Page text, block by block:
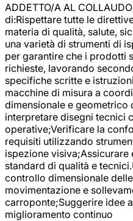
ADDETTO/A AL
di:Rispettare tutte le
materia di qualità, salute,
una varietà di strumenti di
per garantire che i prodotti
richieste, lavorando
specifiche scritte e
macchine di misura a
dimensionale e
interpretare disegni tecnici
operative;Verificare la
requisiti utilizzando
ispezione
standard di qualità e
controllo dimensionale
movimentazione e
carroponte;Suggerire idee
miglioramento continuo